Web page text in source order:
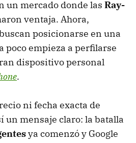
un mercado donde las Ray-
ventaja. Ahora,
posicionarse en una
poco empieza a perfilarse
dispositivo personal
.
ni fecha exacta de
un mensaje claro: la batalla
ya comenzó y Google